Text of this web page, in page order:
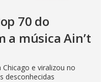
70 do
a música Ain’t
e viralizou no
desconhecidas